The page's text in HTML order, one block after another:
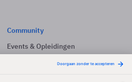
Community
Events & Opleidingen
Nieuwsbrieven